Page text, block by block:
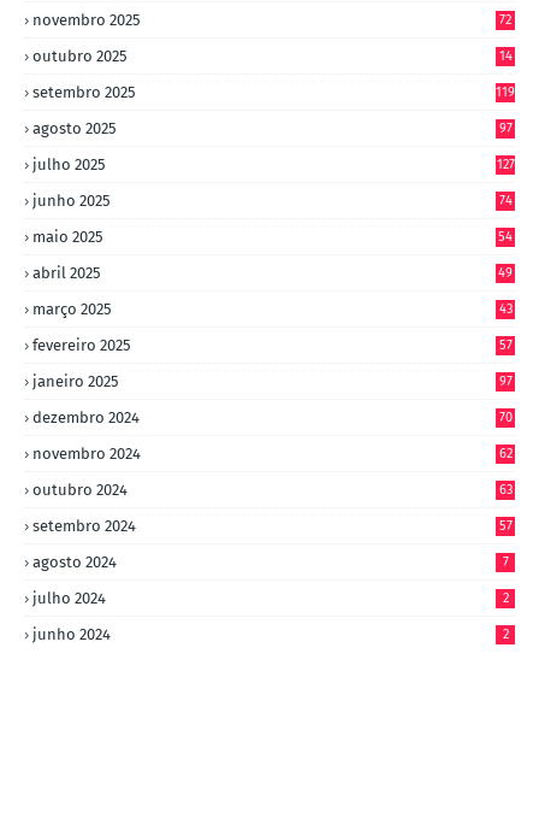
novembro 2025 72
outubro 2025
14
setembro 2025 119
agosto 2025 97
julho 2025 127
junho 2025 74
maio 2025 54
abril 2025 49
março 2025 43
fevereiro 2025 57
janeiro 2025 97
dezembro 2024 70
novembro 2024 62
outubro 2024 63
setembro 2024 57
agosto 2024 7
julho 2024 2
junho 2024 2